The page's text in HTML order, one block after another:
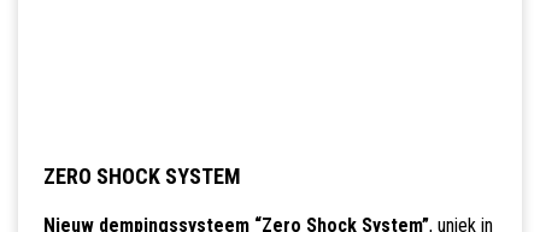
ZERO SHOCK SYSTEM
Nieuw dempingssysteem “Zero Shock System”, uniek in